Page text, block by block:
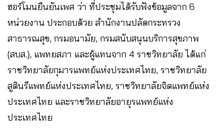
ฮอร์โมนยืนยันเพศ ว่า ที่ประชุมได้รับฟังข้อมูลจาก 6
หน่วยงาน ประกอบด้วย สำนักงานปลัดกระทรวง
สาธารณสุข, กรมอนามัย, กรมสนับสนุนบริการสุขภาพ
(สบส.), แพทยสภา และผู้แทนจาก 4 ราชวิทยาลัย ได้แก่
ราชวิทยาลัยกุมารแพทย์แห่งประเทศไทย, ราชวิทยาลัย
สูตินรีแพทย์แห่งประเทศไทย, ราชวิทยาลัยจิตแพทย์แห่ง
ประเทศไทย และราชวิทยาลัยอายุรแพทย์แห่ง
ประเทศไทย